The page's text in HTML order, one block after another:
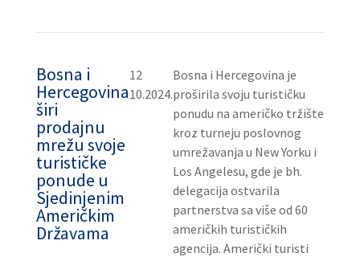
Bosna i
Hercegovina
širi
prodajnu
mrežu svoje
turističke
ponude u
Sjedinjenim
Američkim
Državama
12
10.2024.
Bosna i Hercegovina je
proširila svoju turističku
ponudu na američko tržište
kroz turneju poslovnog
umrežavanja u New Yorku i
Los Angelesu, gde je bh.
delegacija ostvarila
partnerstva sa više od 60
američkih turističkih
agencija. Američki turisti